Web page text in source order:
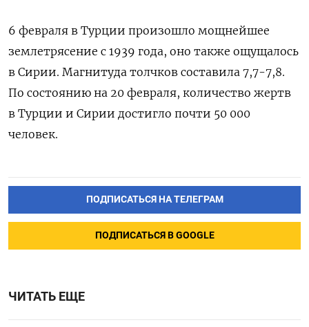
6 февраля в Турции произошло мощнейшее
землетрясение с 1939 года, оно также ощущалось
в Сирии. Магнитуда толчков составила 7,7-7,8.
По состоянию на 20 февраля, количество жертв
в Турции и Сирии достигло почти 50 000
человек.
ПОДПИСАТЬСЯ НА ТЕЛЕГРАМ
ПОДПИСАТЬСЯ В GOOGLE
ЧИТАТЬ ЕЩЕ